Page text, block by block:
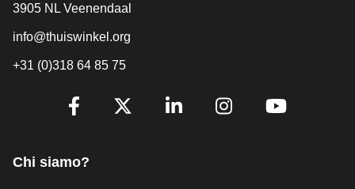
3905 NL Veenendaal
info@thuiswinkel.org
+31 (0)318 64 85 75
[_General:SocialMediaTitle]
Chi siamo?